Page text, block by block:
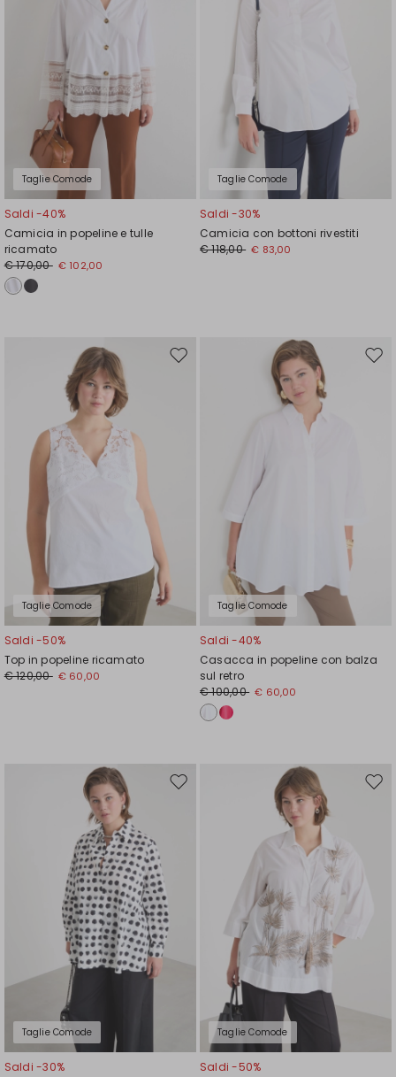
Taglie Comode
Saldi -40%
Camicia in popeline e tulle
ricamato
€ 170,00 € 102,00
Taglie Comode
Saldi -30%
Camicia con bottoni rivestiti
€ 118,00 € 83,00
Taglie Comode
Sposta
Saldi -50%
Top in popeline ricamato
€ 120,00 € 60,00
Taglie Comode
Saldi -40%
Casacca in popeline con balza
sul retro
€ 100,00 € 60,00
Taglie Comode
Sposta
Saldi -30%
Taglie Comode
Saldi -50%